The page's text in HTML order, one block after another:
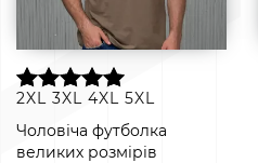
2XL 3XL 4XL 5XL
Чоловіча футболка
великих розмірів